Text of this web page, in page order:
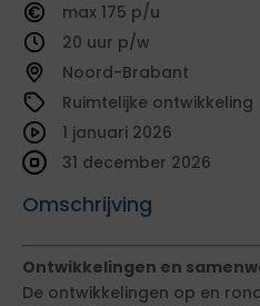
175
20
Noord-Brabant
Ruimtelijke ontwikkeling
Omschrijving
1 januari 2026
31 december 2026
Ontwikkelingen en
De ontwikkelingen op en